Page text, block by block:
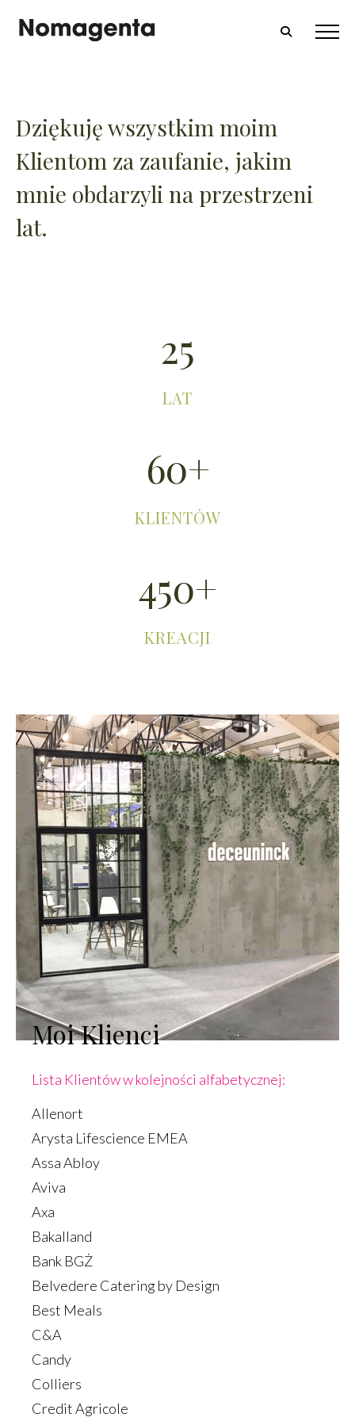
Dziękuję wszystkim moim
Klientom za zaufanie, jakim
mnie obdarzyli na przestrzeni
lat.
25
LAT
60+
KLIENTÓW
450+
KREACJI
Moi Klienci
Lista Klientów w kolejności alfabetycznej:
Allenort
Arysta Lifescience EMEA
Assa Abloy
Aviva
Axa
Bakalland
Bank BGŻ
Belvedere Catering by Design
Best Meals
C&A
Candy
Colliers
Credit Agricole